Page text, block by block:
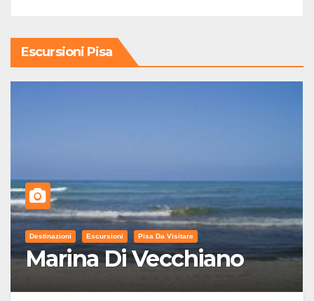
Escursioni Pisa
Destinazioni Escursioni Pisa Da Visitare
Marina Di Vecchiano